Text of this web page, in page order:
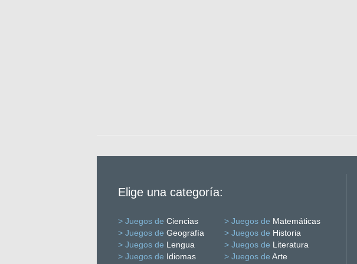
Elige una categoría:
> Juegos de Ciencias > Juegos de Matemáticas
> Juegos de Geografía > Juegos de Historia
> Juegos de Lengua > Juegos de Literatura
> Juegos de Idiomas > Juegos de Arte